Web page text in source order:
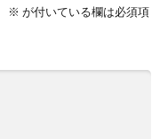
※ が付いている欄は必須項